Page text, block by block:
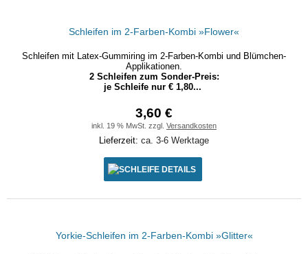
Schleifen im 2-Farben-Kombi »Flower«
Schleifen mit Latex-Gummiring im 2-Farben-Kombi und Blümchen-
Applikationen.
2 Schleifen zum Sonder-Preis:
je Schleife nur € 1,80...
3,60 €
inkl. 19 % MwSt. zzgl. Versandkosten
Lieferzeit: ca. 3-6 Werktage
DETAILS
Yorkie-Schleifen im 2-Farben-Kombi »Glitter«